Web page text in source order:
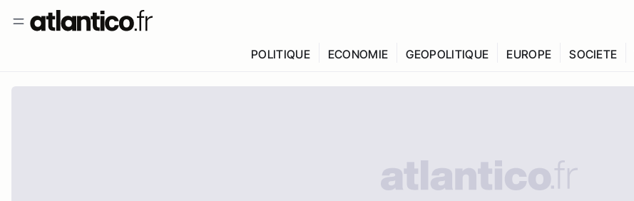
POLITIQUE ECONOMIE GEOPOLITIQUE EUROPE SOCIETE